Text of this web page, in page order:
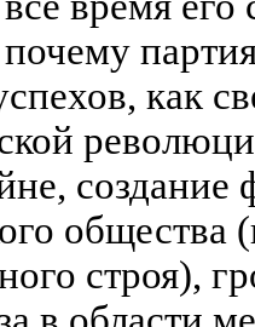
как
создание
общества
строя),